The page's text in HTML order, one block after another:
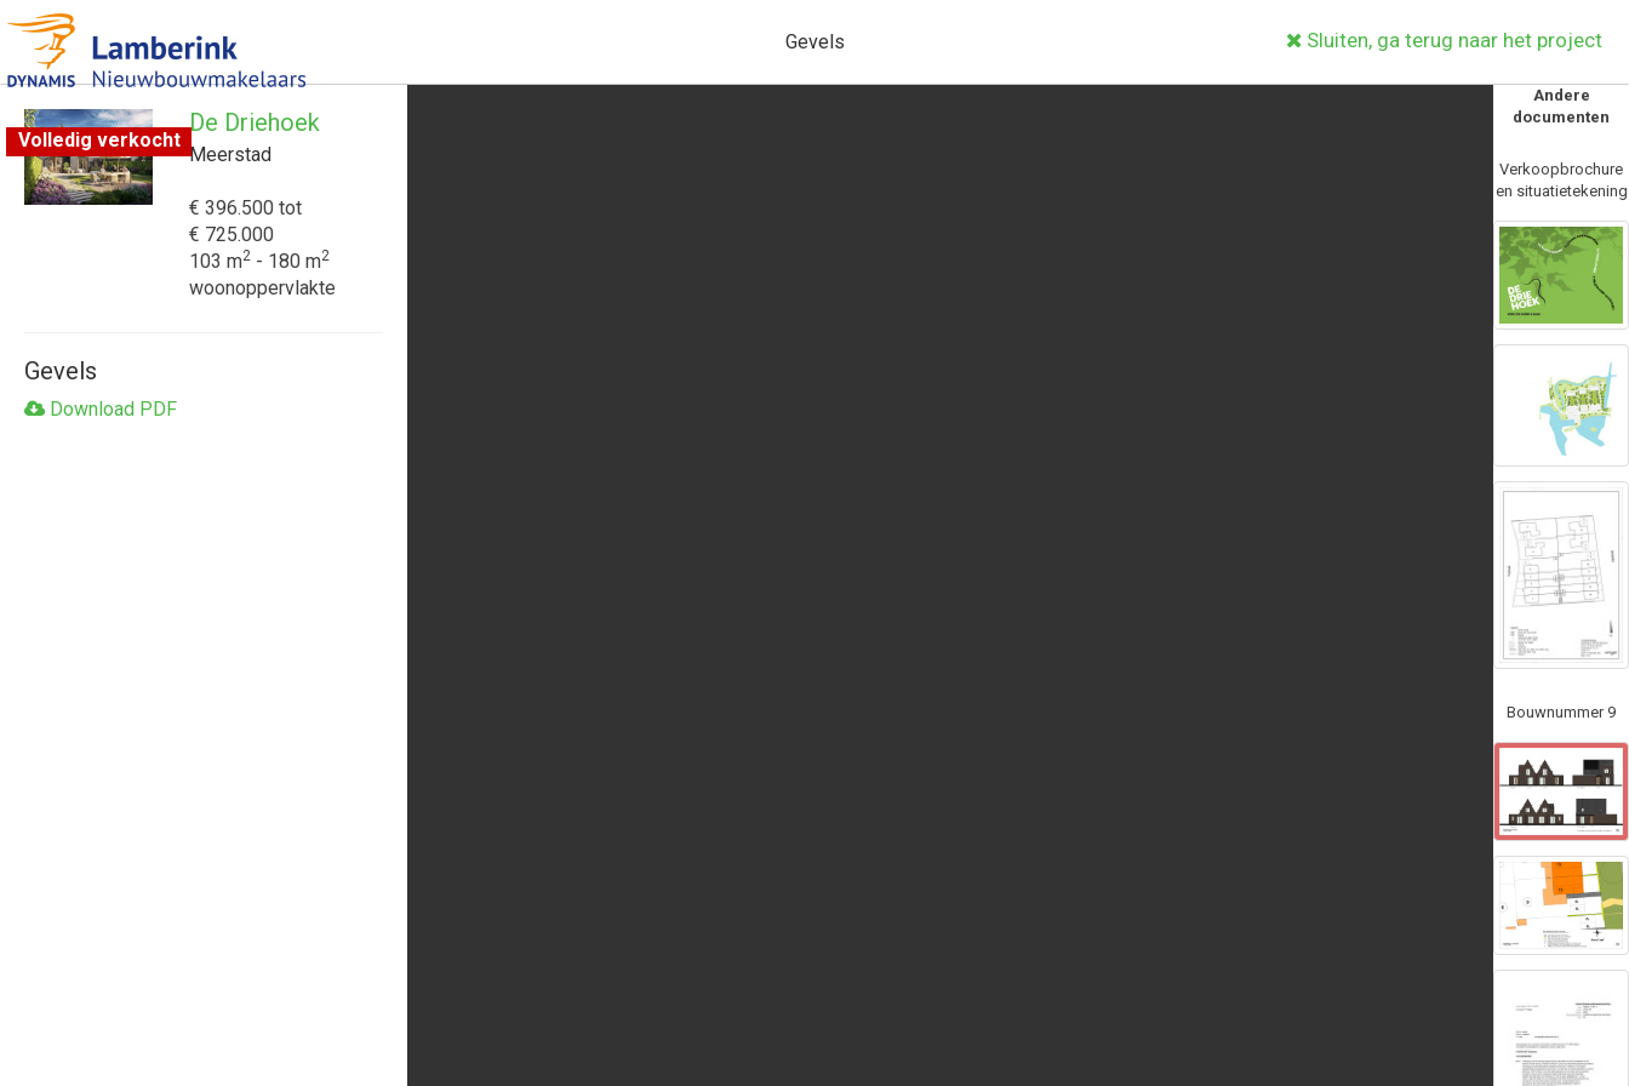
Gevels Sluiten, ga terug naar het project
Volledig verkocht
De Driehoek
Meerstad
€ 396.500 tot
€ 725.000
103 m2- 180 m2
woonoppervlakte
Gevels
Download PDF
Andere
documenten
Verkoopbrochure
en situatietekening
Bouwnummer 9